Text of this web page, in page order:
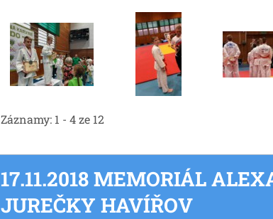
Záznamy: 1 - 4 ze 12
17.11.2018 MEMORIÁL
JUREČKY HAVÍŘOV